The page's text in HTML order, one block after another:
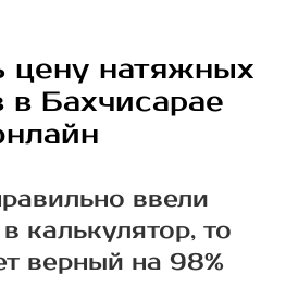
цену натяжных
в Бахчисарае
ввели
калькулятор, то
верный на 98%